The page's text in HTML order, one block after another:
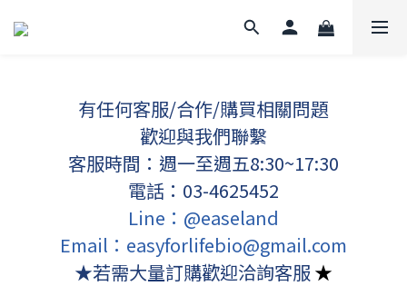
有任何客服/合作/購買相關問題
歡迎與我們聯繫
客服時間：週一至週五8:30~17:30
電話：03-4625452
Line：@easeland
Email：easyforlifebio@gmail.com
★若需大量訂購歡迎洽詢客服★